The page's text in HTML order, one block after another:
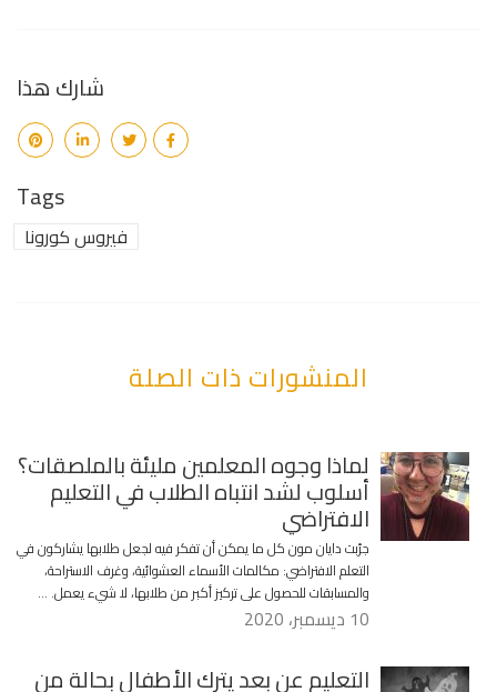
شارك هذا
Tags
فيروس كورونا
المنشورات ذات الصلة
لماذا وجوه المعلمين مليئة بالملصقات؟
أسلوب لشد انتباه الطلاب في التعليم
الافتراضي
جرّبت دايان مون كل ما يمكن أن تفكر فيه لجعل طلابها يشاركون في
التعلم الافتراضي: مكالمات الأسماء العشوائية، وغرف الاستراحة،
والمسابقات للحصول على تركيز أكبر من طلابها، لا شيء يعمل. …
10 ديسمبر، 2020
التعليم عن بعد يترك الأطفال بحالة من